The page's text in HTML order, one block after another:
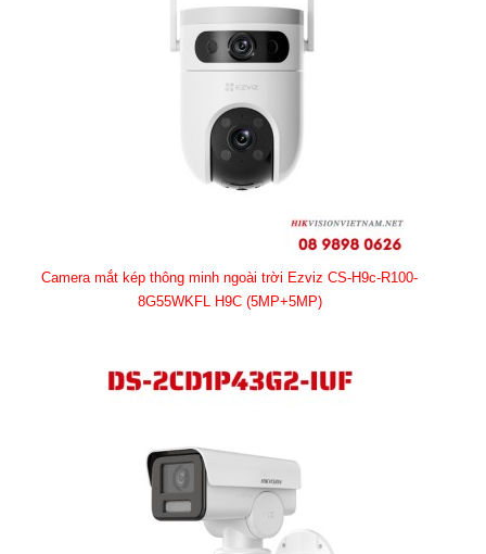
Camera mắt kép thông minh ngoài trời Ezviz CS-H9c-R100-
8G55WKFL H9C (5MP+5MP)